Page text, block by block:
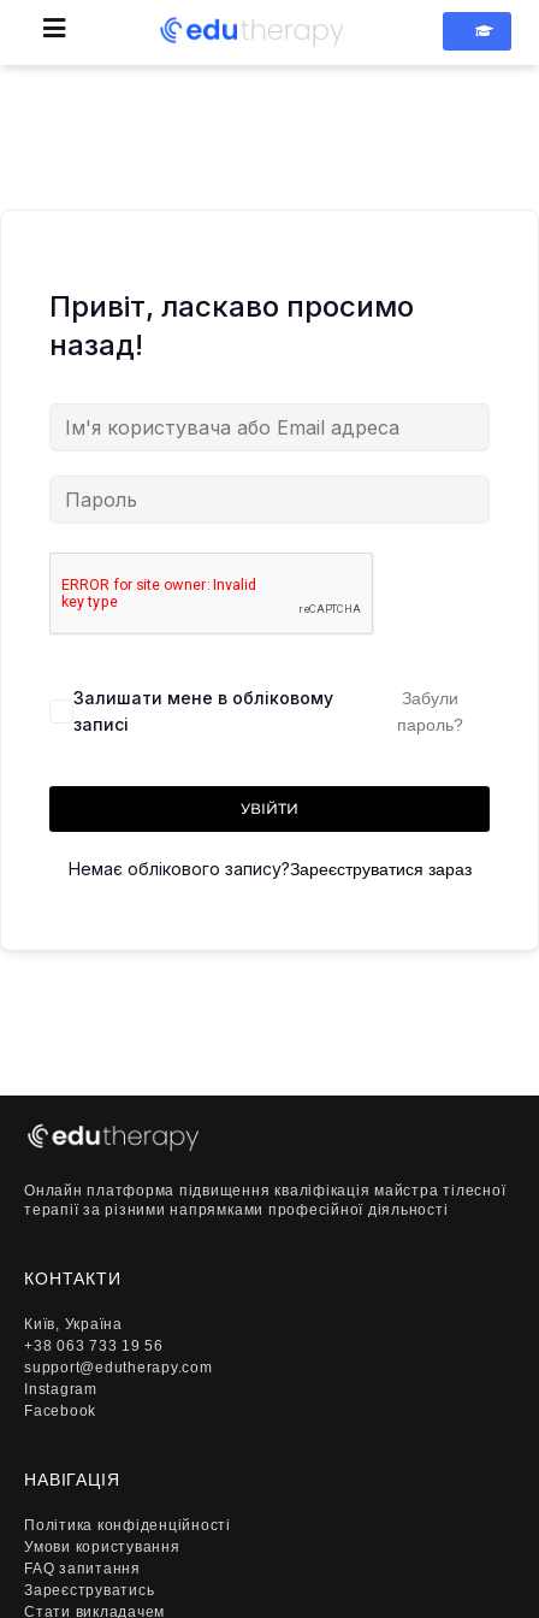
Привіт, ласкаво просимо
назад!
Залишати мене в обліковому
записі
Забули
пароль?
УВІЙТИ
Немає облікового запису?Зареєструватися зараз
Онлайн платформа підвищення кваліфікація майстра тілесної
терапії за різними напрямками професійної діяльності
КОНТАКТИ
Київ, Україна
+38 063 733 19 56
support@edutherapy.com
Instagram
Facebook
НАВІГАЦІЯ
Політика конфіденційності
Умови користування
FAQ запитання
Зареєструватись
Стати викладачем